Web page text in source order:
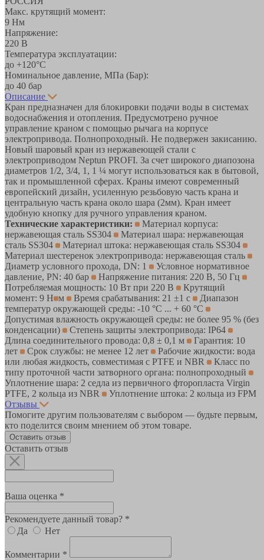
Макс. крутящий момент:
9 Нм
Напряжение:
220 В
Температура эксплуатации:
до +120°С
Номинальное давление, МПа (Бар):
до 40 бар
Описание
Кран предназначен для блокировки подачи воды в системах
водоснабжения и отопления. Предусмотрено ручное
управление краном с помощью рычага на корпусе
электропривода. Полнопроходный. Не подвержен закисанию.
Новый шаровый кран из нержавеющей стали с
электроприводом Neptun PROFI. За счет широкого диапозона
диаметров 1/2, 3/4, 1, 1 ¼ могут использоваться как в бытовой,
так и промышленной сферах. Краны имеют современный
европейский дизайн, усиленную резьбовую часть крана и
центральную часть крана около шара (2мм). Кран имеет
удобную кнопку для ручного управления краном.
Технические характеристики:
Материал корпуса:
нержавеющая сталь SS304
Материал шара: нержавеющая
сталь SS304
Материал штока: нержавеющая сталь SS304
Материал шестеренок электропривода: нержавеющая сталь
Диаметр условного прохода, DN: 1
Условное нормативное
давление, PN: 40 бар
Напряжение питания: 220 В, 50 Гц
Потребляемая мощность: 10 Вт при 220 В
Крутящий
момент: 9 Н м Время срабатывания: 21 ±1 с
Диапазон
температур окружающей среды: -10 °C ... + 60 °C
Допустимая влажность окружающей среды: не более 95 % (без
конденсации)
Степень защиты электропривода: IP64
Длина соединительного провода: 0,8 ± 0,1 м
Гарантия: 10
лет
Срок службы: не менее 12 лет
Рабочие жидкости: вода
или любая жидкость, совместимая с PTFE и NBR
Класс по
типу проточной части затворного органа: полнопроходный
Уплотнение шара: 2 седла из первичного фторопласта Virgin
PTFE, 2 кольца из NBR
Уплотнение штока: 2 кольца из FPM
Отзывы
Помогите другим пользователям с выбором — будьте первым,
кто поделится своим мнением об этом товаре.
Оставить отзыв
Оставить отзыв
Ваша оценка *
Рекомендуете данный товар? *
Да
Нет
Комментарии *